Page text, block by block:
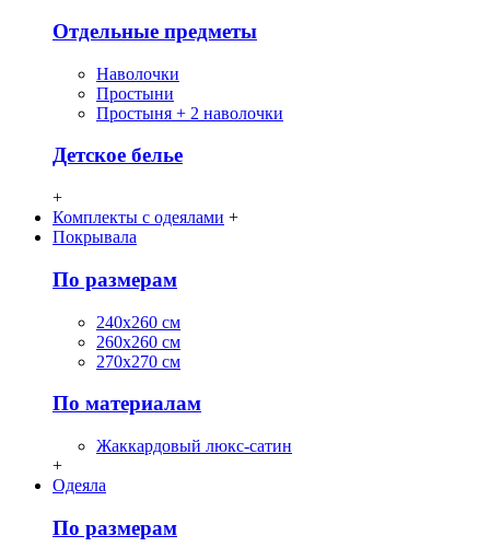
Отдельные предметы
Наволочки
Простыни
Простыня + 2 наволочки
Детское белье
+
Комплекты с одеялами +
Покрывала
По размерам
240х260 см
260х260 см
270х270 см
По материалам
Жаккардовый люкс-сатин
+
Одеяла
По размерам